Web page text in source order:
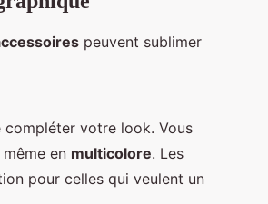
peuvent sublimer
compléter votre look. Vous
en multicolore. Les
pour celles qui veulent un